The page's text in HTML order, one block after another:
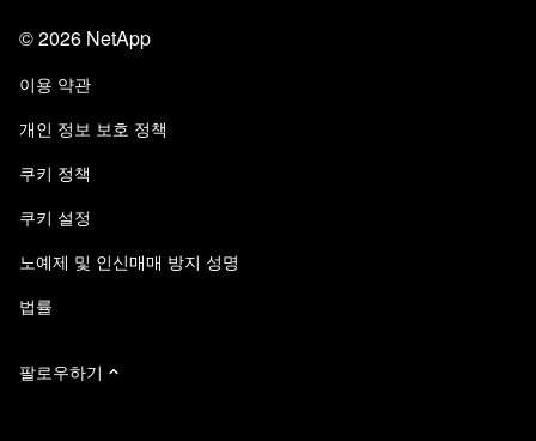
알아보기
Trust Center
책임 및 지속가능성
품질 인증
NetApp Instaclustr
블로그
고객 경험
고객 사례
사이트 피드백
액세스 가능성
이메일 구독
©2026 NetApp
이용 약관
개인 정보 보호 정책
쿠키 정책
쿠키 설정
노예제 및 인신매매 방지 성명
법률
팔로우하기